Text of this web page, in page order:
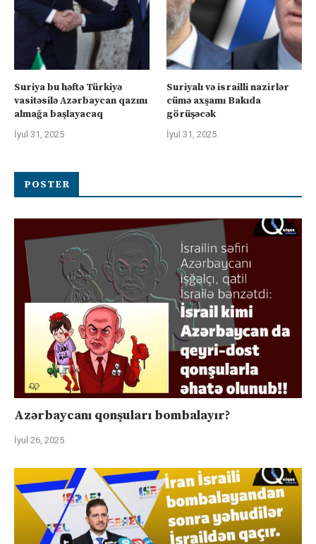
Suriya bu həftə Türkiyə
vasitəsilə Azərbaycan qazını
almağa başlayacaq
İyul 31, 2025
Suriyalı və israilli nazirlər
cümə axşamı Bakıda
görüşəcək
İyul 31, 2025
POSTER
Azərbaycanı qonşuları bombalayır?
İyul 26, 2025